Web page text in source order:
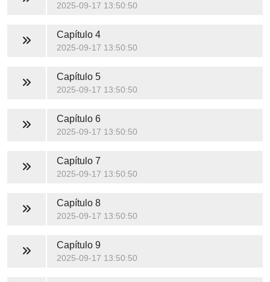
2025-09-17 13:50:50
Capítulo 4
2025-09-17 13:50:50
Capítulo 5
2025-09-17 13:50:50
Capítulo 6
2025-09-17 13:50:50
Capítulo 7
2025-09-17 13:50:50
Capítulo 8
2025-09-17 13:50:50
Capítulo 9
2025-09-17 13:50:50